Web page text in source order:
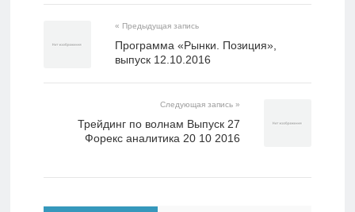
« Предыдущая запись
Программа «Рынки. Позиция»,
выпуск 12.10.2016
Следующая запись »
Трейдинг по волнам Выпуск 27
Форекс аналитика 20 10 2016